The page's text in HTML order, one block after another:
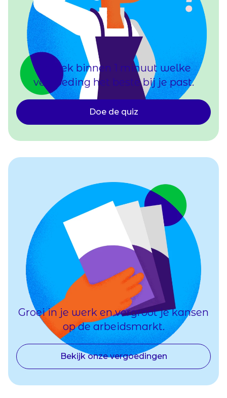
Ontdek binnen 1 minuut welke
vergoeding het beste bij je past.
Doe de quiz
Groei in je werk en vergroot je kansen
op de arbeidsmarkt.
Bekijk onze vergoedingen